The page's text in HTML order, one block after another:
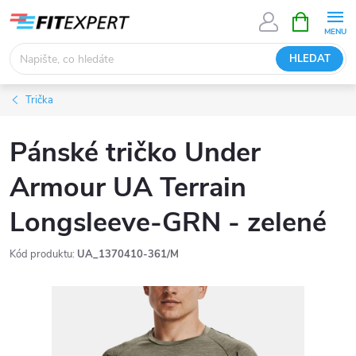
obsah
HLEDAT
NÁKUPNÍ
KOŠÍK
Trička
Pánské tričko Under
Armour UA Terrain
Longsleeve-GRN - zelené
Kód produktu: UA_1370410-361/M